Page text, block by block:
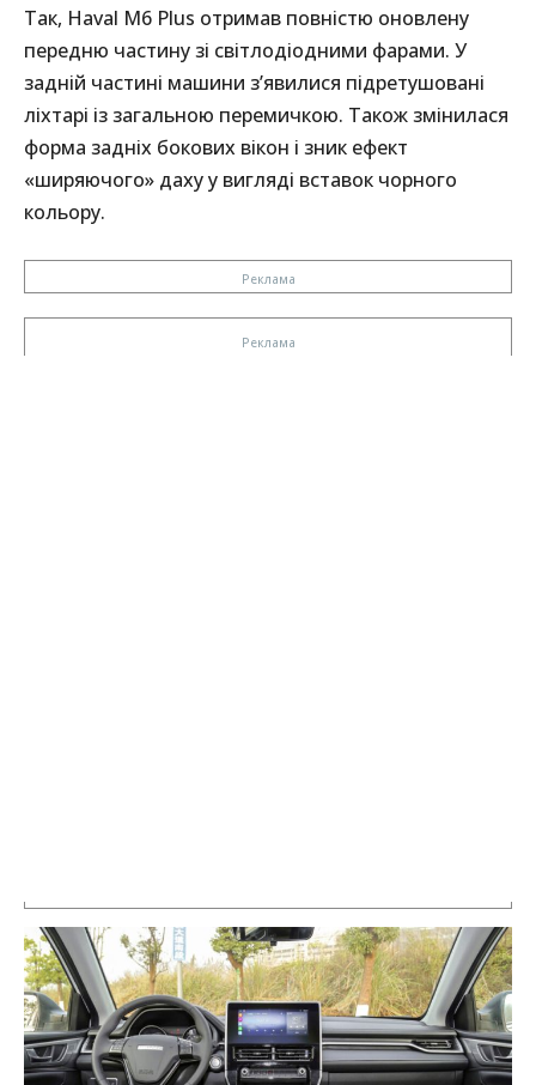
Так, Haval M6 Plus отримав повністю оновлену
передню частину зі світлодіодними фарами. У
задній частині машини з’явилися підретушовані
ліхтарі із загальною перемичкою. Також змінилася
форма задніх бокових вікон і зник ефект
«ширяючого» даху у вигляді вставок чорного
кольору.